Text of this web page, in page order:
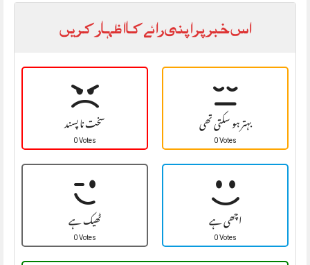
اس خبر پر اپنی رائے کا اظہار کریں
سخت نا پسند
0 Votes بہتر ہو سکتی تھی
0 Votes
ٹھیک ہے
0 Votes اچھی ہے
0 Votes